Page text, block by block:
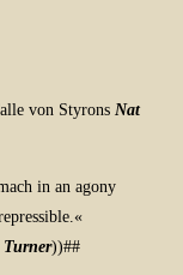
von Styrons Nat
in an agony
Turner))##